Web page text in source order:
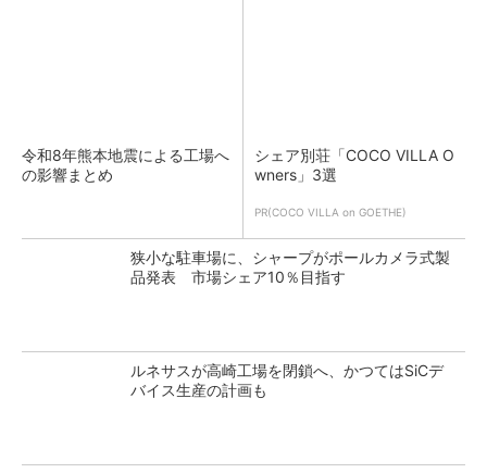
令和8年熊本地震による工場へ
の影響まとめ
シェア別荘「COCO VILLA O
wners」3選
PR(COCO VILLA on GOETHE)
狭小な駐車場に、シャープがポールカメラ式製
品発表 市場シェア10％目指す
ルネサスが高崎工場を閉鎖へ、かつてはSiCデ
バイス生産の計画も